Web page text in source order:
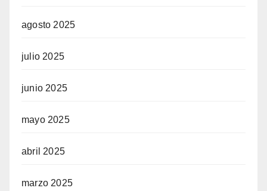
agosto 2025
julio 2025
junio 2025
mayo 2025
abril 2025
marzo 2025